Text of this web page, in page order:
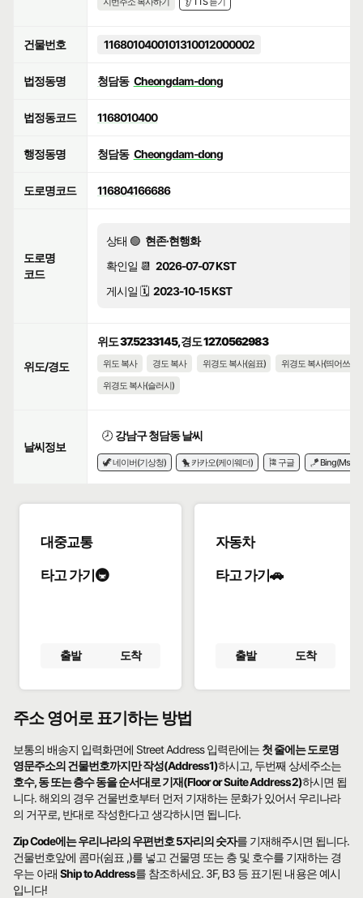
건물번호 1168010400101310012000002
법정동명 청담동 Cheongdam-dong
법정동코드 1168010400
행정동명 청담동 Cheongdam-dong
도로명코드 116804166686
도로명
코드
상태 🟢 현존·현행화
확인일 📆 2026-07-07 KST
게시일 🗓️ 2023-10-15 KST
위도/경도
위도 37.5233145, 경도 127.0562983
위도 복사 경도 복사 위경도 복사(쉼표)
위경도 복사(띄어쓰기)
위경도 복사(슬러시)
날씨정보
🕗 강남구 청담동 날씨
🦖 네이버(기상청) 🐤 카카오(케이웨더) 🎏 구글 🪁 Bing(Msn)
대중교통
타고 가기🚇
출발 도착
자동차
타고 가기🚗
출발 도착
주소 영어로 표기하는 방법
보통의 배송지 입력화면에 Street Address 입력란에는 첫 줄에는 도로명
영문주소의 건물번호까지만 작성(Address1)하시고, 두번째 상세주소는
호수, 동 또는 층수 동을 순서대로 기재(Floor or Suite Address2)하시면 됩
니다. 해외의 경우 건물번호부터 먼저 기재하는 문화가 있어서 우리나라
의 거꾸로, 반대로 작성한다고 생각하시면 됩니다.
Zip Code에는 우리나라의 우편번호 5자리의 숫자를 기재해주시면 됩니다.
건물번호앞에 콤마(쉼표 ,)를 넣고 건물명 또는 층 및 호수를 기재하는 경
우는 아래Ship to Address를 참조하세요. 3F, B3 등 표기된 내용은 예시
입니다!